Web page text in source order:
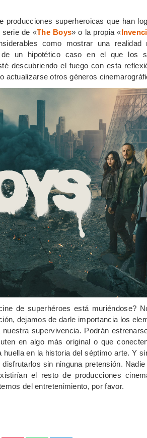
producciones superheroicas que han
serie de «The Boys» o la propia «
como mostrar una
de un hipotético caso en el que los
descubriendo el fuego con esta
actualizarse otros géneros
de superhéroes está muriéndose?
dejamos de darle importancia los
nuestra supervivencia. Podrán
en algo más original o que
huella en la historia del séptimo arte. Y
sin ninguna pretensión.
el resto de producciones
del entretenimiento, por favor.